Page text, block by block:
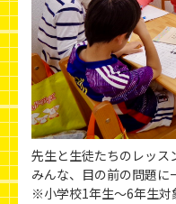
先生と生徒たちのレッス
みんな、目の前の問題に
※小学校1年生～6年生対